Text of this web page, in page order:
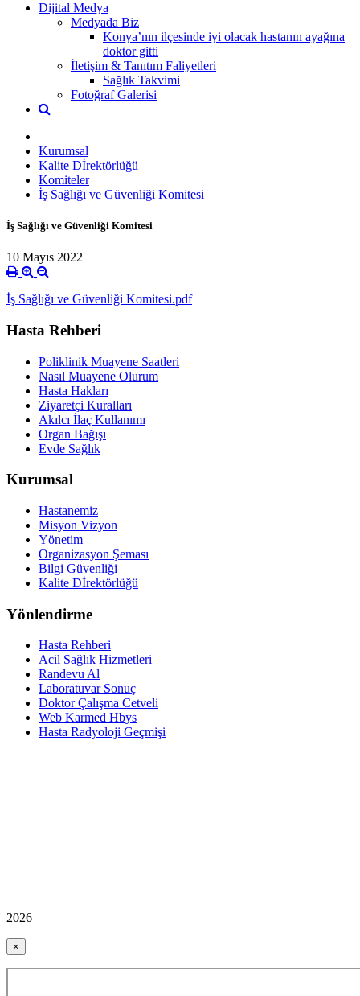
Dijital Medya
Medyada Biz
Konya’nın ilçesinde iyi olacak hastanın ayağına
doktor gitti
İletişim & Tanıtım Faliyetleri
Sağlık Takvimi
Fotoğraf Galerisi
Kurumsal
Kalite Dİrektörlüğü
Komiteler
İş Sağlığı ve Güvenliği Komitesi
İş Sağlığı ve Güvenliği Komitesi
10 Mayıs 2022
İş Sağlığı ve Güvenliği Komitesi.pdf
Hasta Rehberi
Poliklinik Muayene Saatleri
Nasıl Muayene Olurum
Hasta Hakları
Ziyaretçi Kuralları
Akılcı İlaç Kullanımı
Organ Bağışı
Evde Sağlık
Kurumsal
Hastanemiz
Misyon Vizyon
Yönetim
Organizasyon Şeması
Bilgi Güvenliği
Kalite Dİrektörlüğü
Yönlendirme
Hasta Rehberi
Acil Sağlık Hizmetleri
Randevu Al
Laboratuvar Sonuç
Doktor Çalışma Cetveli
Web Karmed Hbys
Hasta Radyoloji Geçmişi
2026
×